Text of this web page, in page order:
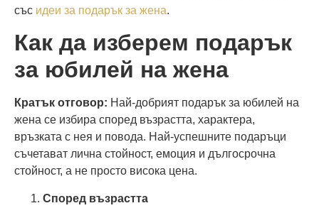
със идеи за подарък за жена.
Как да изберем подарък
за юбилей на жена
Кратък отговор: Най-добрият подарък за юбилей на
жена се избира според възрастта, характера,
връзката с нея и повода. Най-успешните подаръци
съчетават лична стойност, емоция и дългосрочна
стойност, а не просто висока цена.
Според възрастта